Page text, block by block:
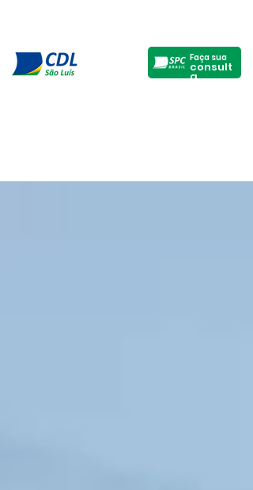
Faça sua
consult
a